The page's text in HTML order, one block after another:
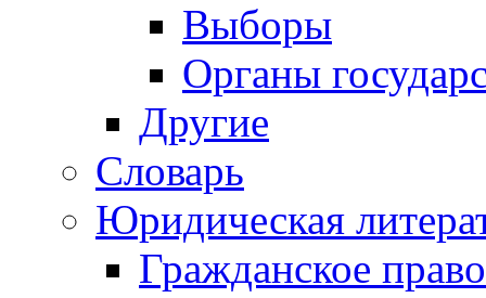
Выборы
Органы
Другие
Словарь
Юридическая
Гражданское право